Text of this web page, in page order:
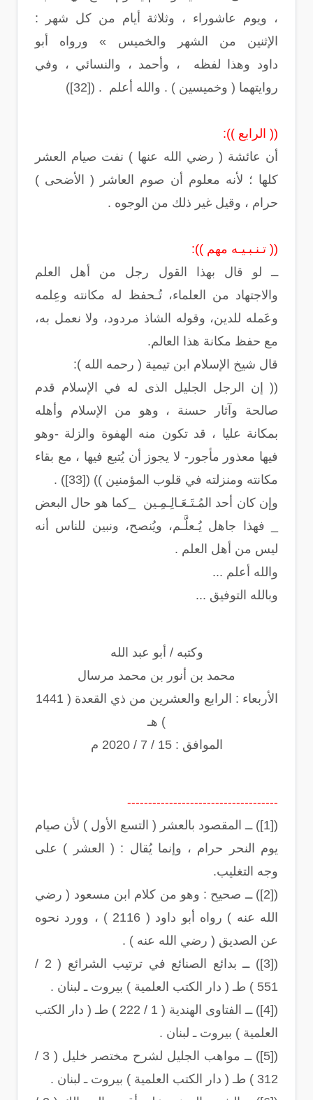
، ويوم عاشوراء ، وثلاثة أيام من كل شهر :
الإثنين من الشهر والخميس » ورواه أبو
داود وهذا لفظه ، وأحمد ، والنسائي ، وفي
روايتهما ( وخميسين ) . والله أعلم . ([32])
(( الرابع )):
أن عائشة ( رضي الله عنها ) نفت صيام العشر
كلها ؛ لأنه معلوم أن صوم العاشر ( الأضحى )
حرام ، وقيل غير ذلك من الوجوه .
(( تـنـبـيـه مهم )):
ــ لو قال بهذا القول رجل من أهل العلم
والاجتهاد من العلماء، تُـحفظ له مكانته وعِلمه
وعَمله للدين، وقوله الشاذ مردود، ولا نعمل به،
مع حفظ مكانة هذا العالم.
قال شيخ الإسلام ابن تيمية ( رحمه الله ):
(( إن الرجل الجليل الذى له في الإسلام قدم
صالحة وآثار حسنة ، وهو من الإسلام
وأهله
بمكانة عليا ، قد تكون منه الهفوة والزلة -وهو
فيها معذور مأجور- لا يجوز أن يُتبع فيها ، مع بقاء
مكانته ومنزلته في قلوب المؤمنين )) ([33]) .
وإن كان أحد المُـتَـعَـالِـمِـين _كما هو حال البعض
_ فهذا جاهل يُـعلَّـم، ويُنصح، ونبين للناس أنه
ليس من أهل العلم .
والله أعلم ...
وبالله التوفيق ...
وكتبه / أبو عبد الله
محمد بن أنور بن محمد مرسال
الأربعاء : الرابع والعشرين من ذي القعدة ( 1441
) هـ
الموافق : 15 / 7 / 2020 م
------------------------------------
([1]) ــ المقصود بالعشر ( التسع الأول ) لأن صيام
يوم النحر حرام ، وإنما يُقال : ( العشر ) على
وجه التغليب.
([2]) ــ صحيح : وهو من كلام ابن مسعود ( رضي
الله عنه ) رواه أبو داود ( 2116 ) ، وورد نحوه
عن الصديق ( رضي الله عنه ) .
([3]) ــ بدائع الصنائع في ترتيب الشرائع ( 2 /
551 ) طـ ( دار الكتب العلمية ) بيروت ـ لبنان .
([4]) ــ الفتاوى الهندية ( 1 / 222 ) طـ ( دار الكتب
العلمية ) بيروت ـ لبنان .
([5]) ــ مواهب الجليل لشرح مختصر خليل ( 3 /
312 ) طـ ( دار الكتب العلمية ) بيروت ـ لبنان .